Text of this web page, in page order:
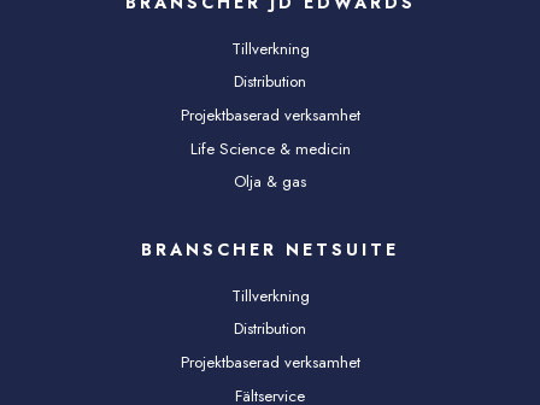
Tillverkning
Distribution
Projektbaserad verksamhet
Life Science & medicin
Olja & gas
BRANSCHER NETSUITE
Tillverkning
Distribution
Projektbaserad verksamhet
Fältservice